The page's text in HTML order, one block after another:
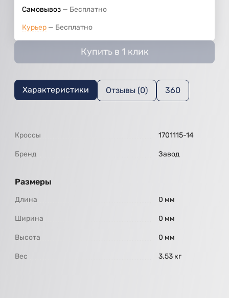
Самовывоз Бесплатно
Курьер Бесплатно
Купить в 1 клик
Характеристики Отзывы (0) 360
Кроссы 1701115-14
Бренд Завод
Размеры
Длина 0 мм
Ширина 0 мм
Высота 0 мм
Вес 3.53 кг